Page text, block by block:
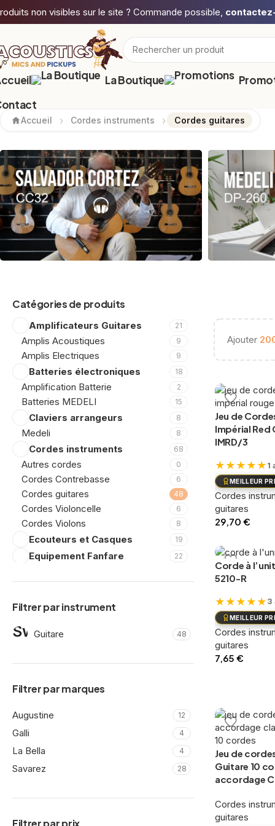
non visibles sur le site ? Commande possible,
La Boutique
Accueil Cordes instruments Cordes guitares
Catégories de produits
Amplificateurs Guitares 21
Amplis Acoustiques 9
Amplis Electriques 9
Batteries électroniques 18
Amplification Batterie 2
Batteries MEDELI 15
Claviers arrangeurs 8
Medeli 8
Cordes instruments 68
Autres cordes 0
Cordes Contrebasse 6
Cordes guitares 48
Cordes Violoncelle 6
Cordes Violons 8
Ecouteurs et Casques 19
Equipement Fanfare 22
Glockenspiels
Grosse caisse
Sangles et ceintures
Guitares à Resonator 19
Guitares classiques, Folks,
Accordeurs guitares et
Guitares Classiques Salvador
Cortez
50
Guitares électriques MOOER 6
Guitares Folks Richwood 34
Filtrer par instrument
Guitare 48
Filtrer par marques
Augustine 12
Galli 4
La Bella 4
Savarez 28
Filtrer par prix
Ajouter
Jeu de
Impérial Red
IMRD/3
★ ★ ★ ★ ★1
MEILLEUR
Cordes
guitares
29,70 €
Corde à
5210-R
★ ★ ★ ★ ★3
MEILLEUR
Cordes
guitares
7,65 €
Jeu de
Guitare 10
accordage
Cordes
guitares